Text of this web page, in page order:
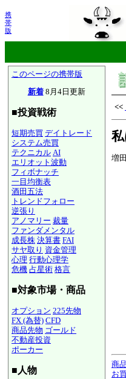
携
帯
版
このページの携帯版
新着 8月4日更新
■投資戦術
短期売買 デイトレード
システム売買
テクニカル AI
エリオット波動
フィボナッチ
一目均衡表
酒田五法
トレンドフォロー
逆張り
アノマリー 裁量
ファンダメンタル
成長株 決算書 FAI
サヤ取り 資金管理
心理 行動心理学
危機 占星術 格言
■対象市場・商品
オプション 225先物
FX (為替) CFD
商品先物 ゴールド
不動産投資
ポーカー
■人物
<<
増
商
お